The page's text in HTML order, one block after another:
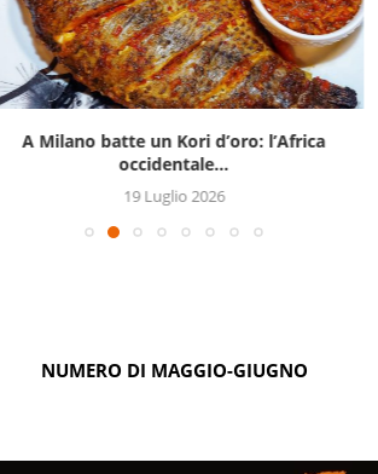
A Milano batte un Kori d’oro: l’Africa
occidentale...
19 Luglio 2026
NUMERO DI MAGGIO-GIUGNO